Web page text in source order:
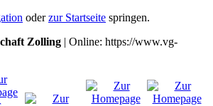
oderzur Startseite springen.
Zolling | Online: https://www.vg-